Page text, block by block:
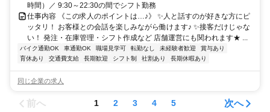
時間）／ 9:30～22:30の間でシフト勤務
仕事内容 《この求人のポイントは…♪》 ✨人と話すのが好きな方にピ
ッタリ！ お客様との会話を楽しみながら働けます♪ ✨接客だけじゃな
い！ 発注・在庫管理・シフト作成など 店舗運営にも関われます★ ...
バイク通勤OK 車通勤OK 職場見学可 転勤なし 未経験者歓迎
賞与あり
育休あり
交通費支給 長期歓迎 シフト制 社割あり 長期休暇あり
同じ企業の求人
前へ 1 2 3 4 5 次へ